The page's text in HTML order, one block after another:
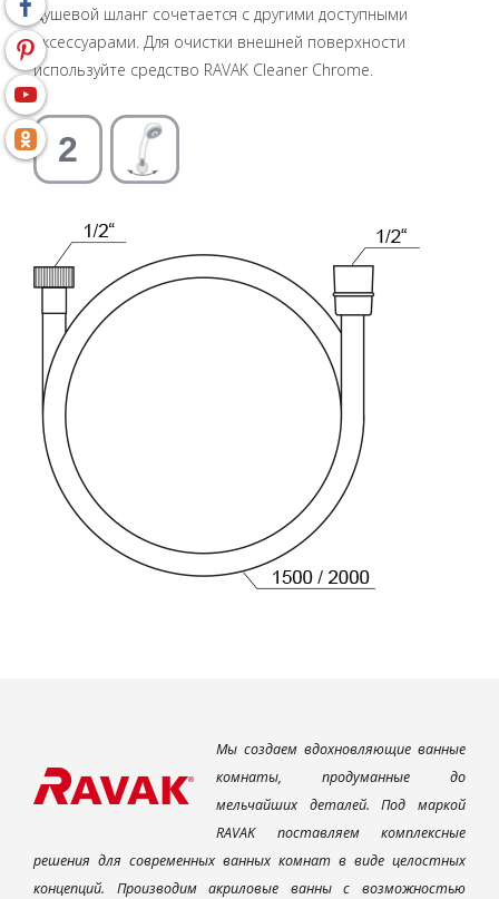
Душевой шланг сочетается с другими доступными
аксессуарами. Для очистки внешней поверхности
используйте средство RAVAK Cleaner Chrome.
Мы создаем вдохновляющие ванные
комнаты, продуманные до
мельчайших деталей. Под маркой
RAVAK поставляем комплексные
решения для современных ванных комнат в виде целостных
концепций. Производим акриловые ванны с возможностью